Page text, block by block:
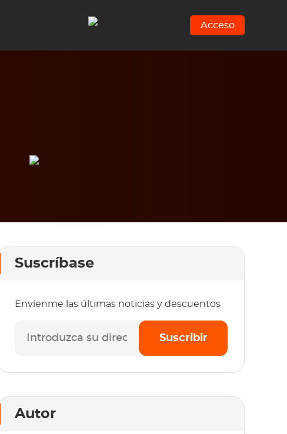
Acceso
Suscríbase
Envíenme las últimas noticias y descuentos
Suscribir
Autor